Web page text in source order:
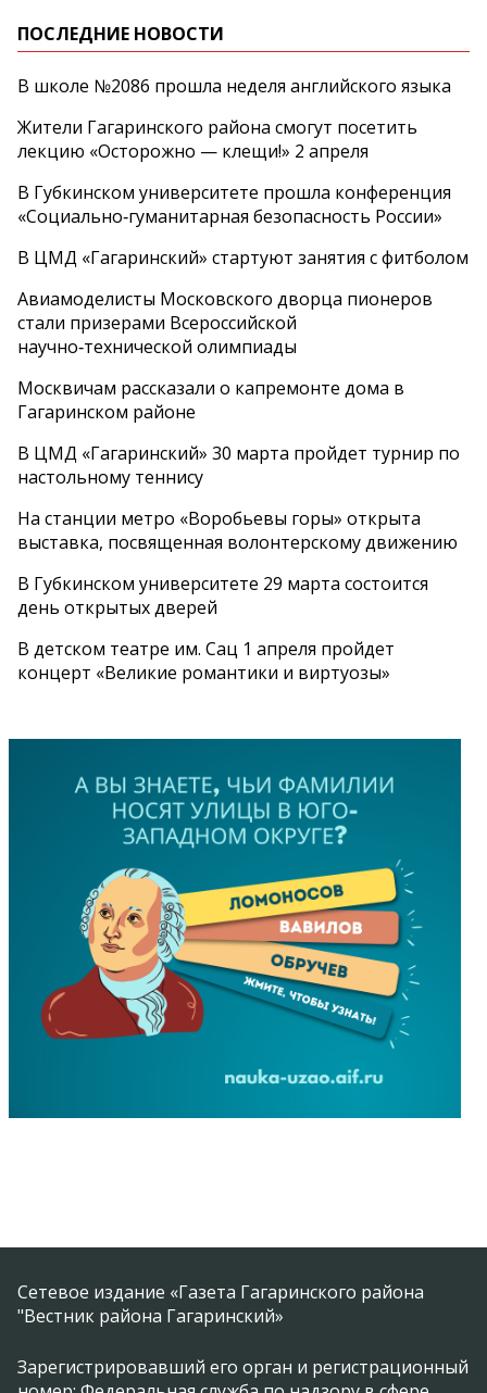
ПОСЛЕДНИЕ НОВОСТИ
В школе №2086 прошла неделя английского языка
Жители Гагаринского района смогут посетить
лекцию «Осторожно — клещи!» 2 апреля
В Губкинском университете прошла конференция
«Социально‑гуманитарная безопасность России»
В ЦМД «Гагаринский» стартуют занятия с фитболом
Авиамоделисты Московского дворца пионеров
стали призерами Всероссийской
научно‑технической олимпиады
Москвичам рассказали о капремонте дома в
Гагаринском районе
В ЦМД «Гагаринский» 30 марта пройдет турнир по
настольному теннису
На станции метро «Воробьевы горы» открыта
выставка, посвященная волонтерскому движению
В Губкинском университете 29 марта состоится
день открытых дверей
В детском театре им. Сац 1 апреля пройдет
концерт «Великие романтики и виртуозы»
Сетевое издание «Газета Гагаринского района
"Вестник района Гагаринский»
Зарегистрировавший его орган и регистрационный